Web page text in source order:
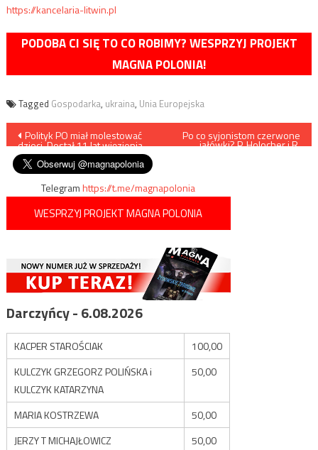
https://kancelaria-litwin.pl
PODOBA CI SIĘ TO CO ROBIMY? WESPRZYJ PROJEKT
MAGNA POLONIA!
Tagged Gospodarka, ukraina, Unia Europejska
Nawigacja
wpisu
Polityk PO miał molestować
dzieci. Dostał 11 lat więzienia
Po co syjonistom czerwone
jałówki? P. Holocher i R.
Telegramhttps://t.me/magnapolonia
WESPRZYJ PROJEKT MAGNA POLONIA
Darczyńcy - 6.08.2026
KACPER STAROŚCIAK
100,00
KULCZYK GRZEGORZ POLIŃSKA i
KULCZYK KATARZYNA
50,00
MARIA KOSTRZEWA
50,00
JERZY T MICHAJŁOWICZ
50,00